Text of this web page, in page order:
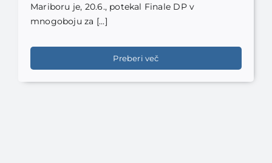
Mariboru je, 20.6., potekal Finale DP v
mnogoboju za [...]
Preberi več